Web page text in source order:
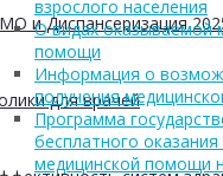
и Диспансеризация
для врачей
взрослого населения
О видах оказываемой
помощи
Информация о
получения
Программа
бесплатного
медицинской помощи